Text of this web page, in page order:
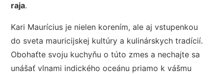
raja.
Kari Maurícius je nielen korením, ale aj vstupenkou
do sveta mauricijskej kultúry a kulinárskych tradícií.
Obohaťte svoju kuchyňu o túto zmes a nechajte sa
unášať vlnami indického oceánu priamo k vášmu